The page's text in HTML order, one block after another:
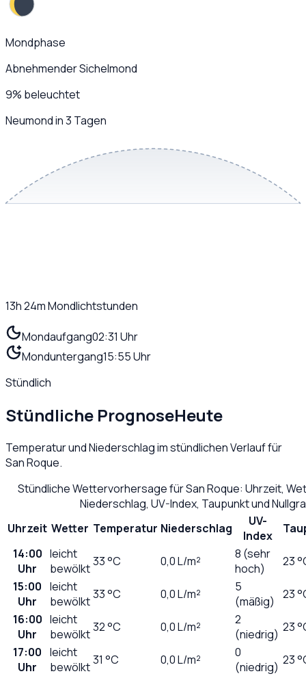
Mondphase
Abnehmender Sichelmond
9% beleuchtet
Neumond in 3 Tagen
13h 24mMondlichtstunden
Mondaufgang02:31 Uhr
Monduntergang15:55 Uhr
Stündlich
Stündliche PrognoseHeute
Temperatur und Niederschlag im stündlichen Verlauf für
San Roque.
Stündliche Wettervorhersage fürSan Roque: Uhrzeit,
Niederschlag, UV-Index, Taupunkt und
Uhrzeit Wetter Temperatur Niederschlag
UV-
Index
14:00
Uhr
leicht
bewölkt33°C 0,0L/m²
8 (sehr
hoch)
23
15:00
Uhr
leicht
bewölkt33°C 0,0L/m²
5
(mäßig)
23
16:00
Uhr
leicht
bewölkt32°C 0,0L/m²
2
(niedrig) 23
17:00
Uhr
leicht
bewölkt31 °C 0,0L/m²
0
(niedrig) 23